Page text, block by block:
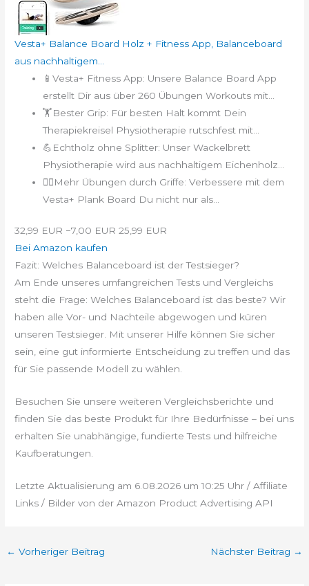
Vesta+ Balance Board Holz + Fitness App, Balanceboard
aus nachhaltigem...
📱Vesta+ Fitness App: Unsere Balance Board App
erstellt Dir aus über 260 Übungen Workouts mit...
🏋️Bester Grip: Für besten Halt kommt Dein
Therapiekreisel Physiotherapie rutschfest mit...
💪Echtholz ohne Splitter: Unser Wackelbrett
Physiotherapie wird aus nachhaltigem Eichenholz...
👨‍⚕️Mehr Übungen durch Griffe: Verbessere mit dem
Vesta+ Plank Board Du nicht nur als...
32,99 EUR −7,00 EUR 25,99 EUR
Bei Amazon kaufen
Fazit: Welches Balanceboard ist der Testsieger?
Am Ende unseres umfangreichen Tests und Vergleichs
steht die Frage: Welches Balanceboard ist das beste? Wir
haben alle Vor- und Nachteile abgewogen und küren
unseren Testsieger. Mit unserer Hilfe können Sie sicher
sein, eine gut informierte Entscheidung zu treffen und das
für Sie passende Modell zu wählen.
Besuchen Sie unsere weiteren Vergleichsberichte und
finden Sie das beste Produkt für Ihre Bedürfnisse – bei uns
erhalten Sie unabhängige, fundierte Tests und hilfreiche
Kaufberatungen.
Letzte Aktualisierung am 6.08.2026 um 10:25 Uhr / Affiliate
Links / Bilder von der Amazon Product Advertising API
← Vorheriger Beitrag Nächster Beitrag →